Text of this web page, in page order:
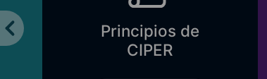
Principios de
CIPER